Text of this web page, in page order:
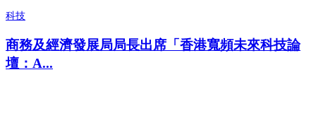
科技
商務及經濟發展局局長出席「香港寬頻未來科技論
壇：A...